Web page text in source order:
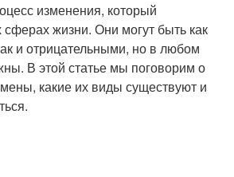
изменения, который
сферах жизни. Они могут быть как
и отрицательными, но в любом
В этой статье мы поговорим о
какие их виды существуют и